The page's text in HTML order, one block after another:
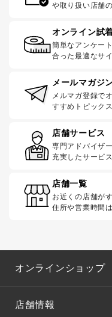
や取り扱い店舗
オンライン試
簡単なアンケー
合った最適なサ
メールマガジ
メルマガ登録で
すすめトピック
店舗サービス
専門アドバイザ
充実したサービ
店舗一覧
お近くの店舗が
住所や営業時間
オンラインショップ
店舗情報